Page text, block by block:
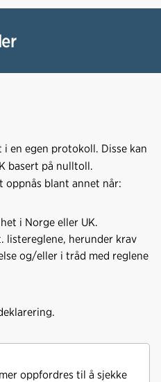
en egen protokoll. Disse kan
basert på nulltoll.
oppnås blant annet når:
i Norge eller UK.
listereglene, herunder krav
og/eller i tråd med reglene
oppfordres til å sjekke